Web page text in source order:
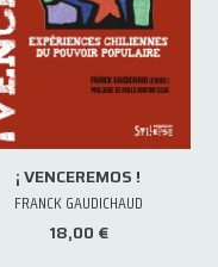
¡ VENCEREMOS !
FRANCK GAUDICHAUD
18,00 €